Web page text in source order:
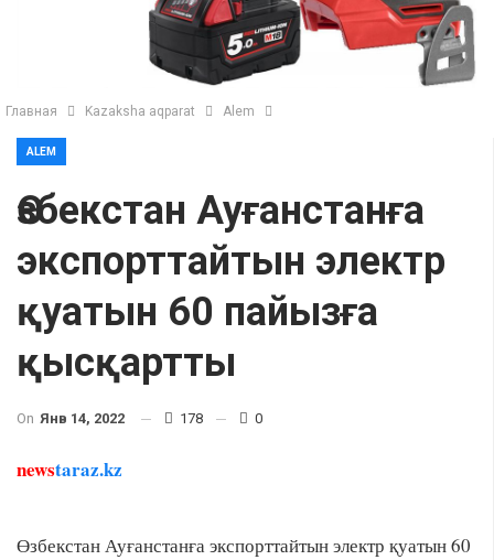
Главная Kazaksha aqparat Alem
ALEM
Өзбекстан Ауғанстанға
экспорттайтын электр
қуатын 60 пайызға
қысқартты
On Янв 14, 2022 178 0
newstaraz.kz
Өзбекстан Ауғанстанға экспорттайтын электр қуатын 60